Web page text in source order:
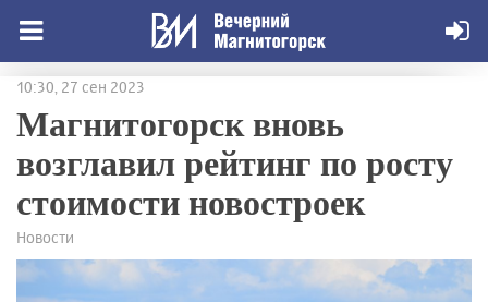
10:30, 27 сен 2023
Магнитогорск вновь
возглавил рейтинг по росту
стоимости новостроек
Новости